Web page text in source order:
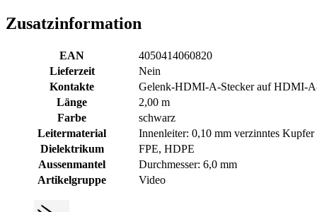
Zusatzinformation
EAN
4050414060820
Lieferzeit
Nein
Kontakte
Gelenk-HDMI-A-Stecker auf HDMI-
Länge
2,00 m
Farbe
schwarz
Leitermaterial
Innenleiter: 0,10 mm verzinntes Kupfer
Dielektrikum
FPE, HDPE
Aussenmantel
Durchmesser: 6,0 mm
Artikelgruppe
Video